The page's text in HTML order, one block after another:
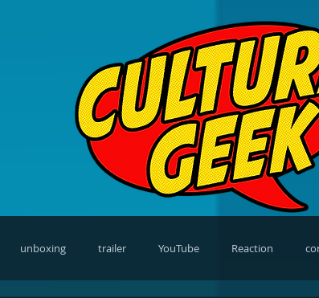
unboxing trailer YouTube Reaction